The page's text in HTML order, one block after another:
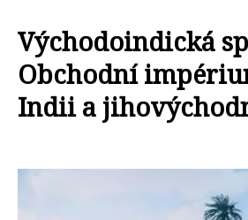
Východoindická
Obchodní
Indii a